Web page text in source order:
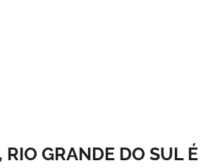
GRANDE DO SUL É